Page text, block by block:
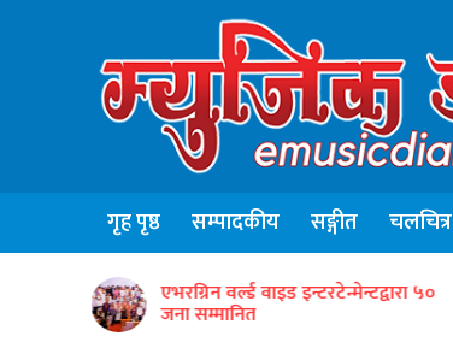
गृह पृष्ठ सम्पादकीय सङ्गीत चलचित्र
एभरग्रिन वर्ल्ड वाइड इन्टरटेन्मेन्टद्वारा ५०
जना सम्मानित